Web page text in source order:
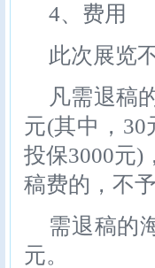
4、费用
此次展览
凡需退稿
元(其中，30
投保3000元)
稿费的，不
需退稿的
元。